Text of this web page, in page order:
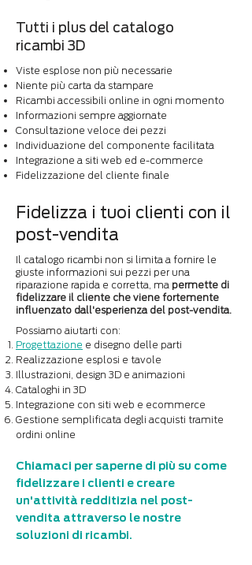
Tutti i plus del catalogo
ricambi 3D
Viste esplose non più necessarie
Niente più carta da stampare
Ricambi accessibili online in ogni momento
Informazioni sempre aggiornate
Consultazione veloce dei pezzi
Individuazione del componente facilitata
Integrazione a siti web ed e-commerce
Fidelizzazione del cliente finale
Fidelizza i tuoi clienti con il
post-vendita
Il catalogo ricambi non si limita a fornire le
giuste informazioni sui pezzi per una
riparazione rapida e corretta, ma permette di
fidelizzare il cliente che viene fortemente
influenzato dall'esperienza del post-vendita.
Possiamo aiutarti con:
Progettazione e disegno delle parti
Realizzazione esplosi e tavole
Illustrazioni, design 3D e animazioni
Cataloghi in 3D
Integrazione con siti web e ecommerce
Gestione semplificata degli acquisti tramite
ordini online
Chiamaci per saperne di più su come
fidelizzare i clienti e creare
un'attività redditizia nel post-
vendita attraverso le nostre
soluzioni di ricambi.